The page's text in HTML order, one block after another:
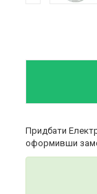
Придбати
оформивши